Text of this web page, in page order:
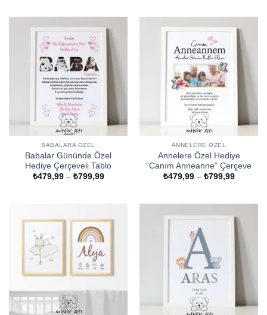
BABALARA ÖZEL
Babalar Gününde Özel
Hediye Çerçeveli Tablo
₺479,99 – ₺799,99Fiyat
ANNELERE ÖZEL
Annelere Özel Hediye
“Canım Anneanne” Çerçeve
₺479,99 – ₺799,99Fiyat